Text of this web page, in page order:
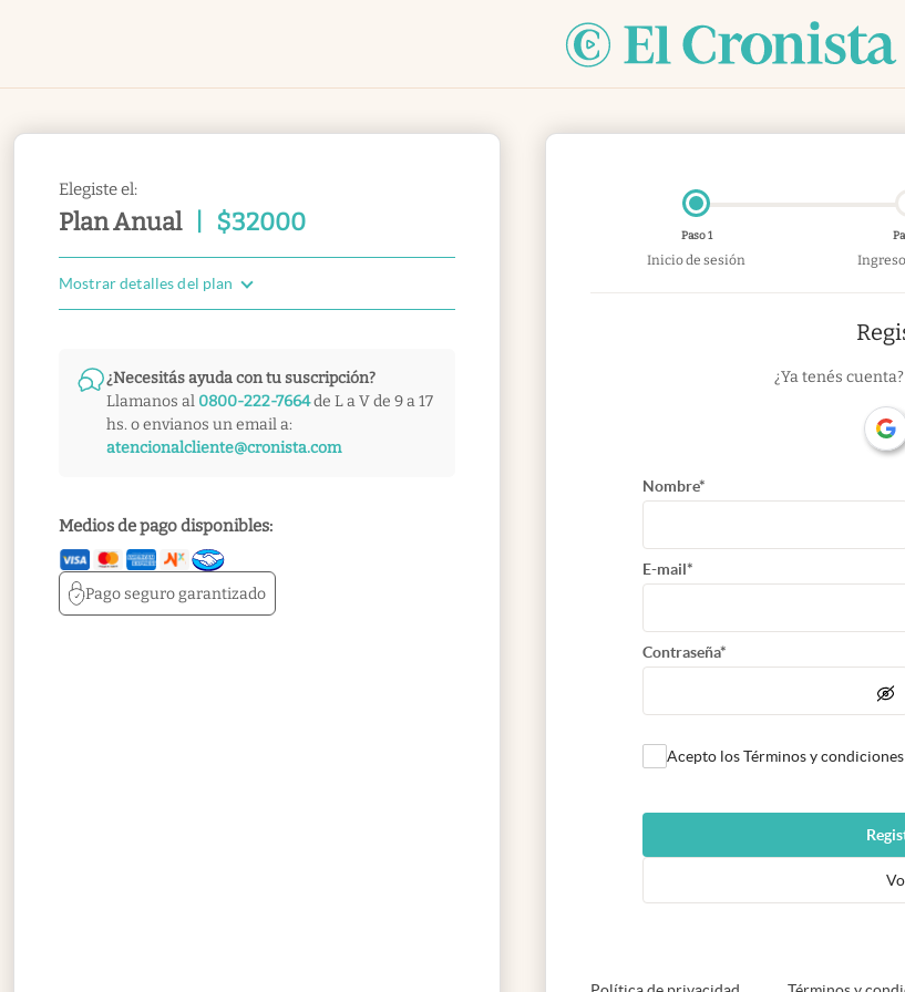
Elegiste el:
Plan Anual $32000
Mostrar detalles del plan
¿Necesitás ayuda con tu suscripción?
Llamanos al 0800-222-7664de L a V de 9 a 17
hs. o envianos un email a:
atencionalcliente@cronista.com
Medios de pago disponibles:
Pago segurogarantizado
Paso 1
Inicio de sesión
¿Ya tenés cuenta?
Nombre*
E-mail*
Contraseña*
Acepto los Términos y